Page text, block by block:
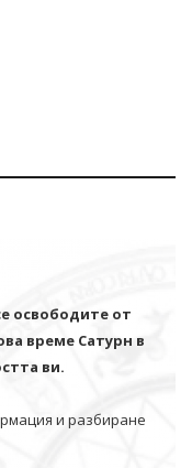
освободите от
време Сатурн в
ви.
и разбиране